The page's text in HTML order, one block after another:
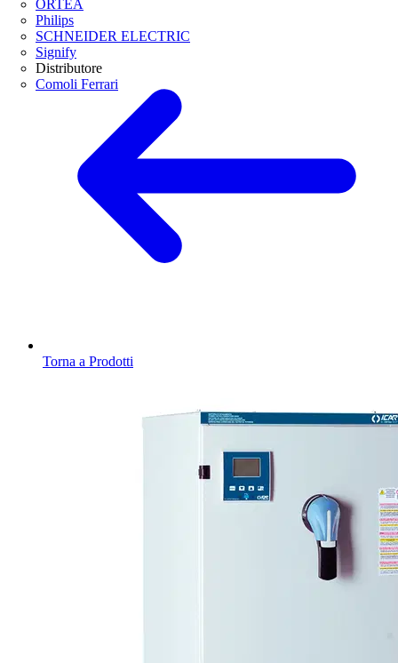
ORTEA
Philips
SCHNEIDER ELECTRIC
Signify
Distributore
Comoli Ferrari
Torna a Prodotti